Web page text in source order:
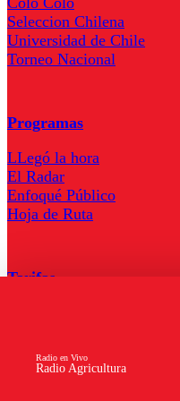
Radio Agricultura
Radio en Vivo
Seleccion Chilena
Universidad de Chile
Torneo Nacional
Programas
LLegó la hora
El Radar
Enfoqué Público
Hoja de Ruta
Tarifas